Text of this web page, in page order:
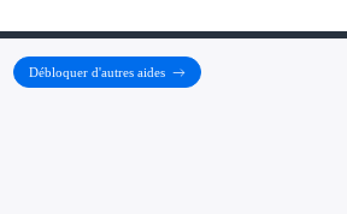
Débloquer d'autres aides